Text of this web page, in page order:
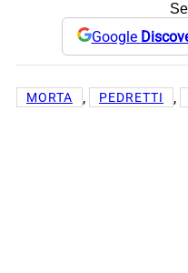
Google
MORTA , PEDRETTI ,